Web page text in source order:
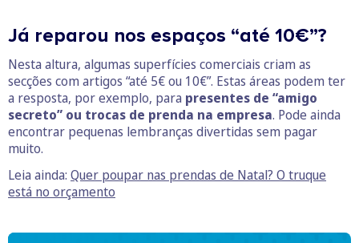
Já reparou nos espaços “até 10€”?
Nesta altura, algumas superfícies comerciais criam as
secções com artigos “até 5€ ou 10€”. Estas áreas podem ter
a resposta, por exemplo, para presentes de “amigo
secreto” ou trocas de prenda na empresa. Pode ainda
encontrar pequenas lembranças divertidas sem pagar
muito.
Leia ainda: Quer poupar nas prendas de Natal? O truque
está no orçamento